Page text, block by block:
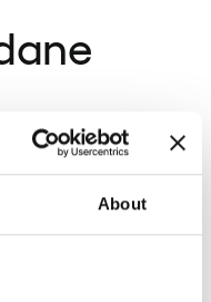
About
ze sobą przy użyciu
i
w Internecie.
różne rodzaje